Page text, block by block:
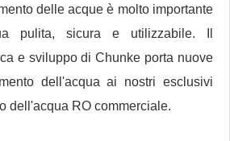
delle acque è molto importante
pulita, sicura e utilizzabile. Il
e sviluppo di Chunke porta nuove
dell'acqua ai nostri esclusivi
dell'acqua RO commerciale.